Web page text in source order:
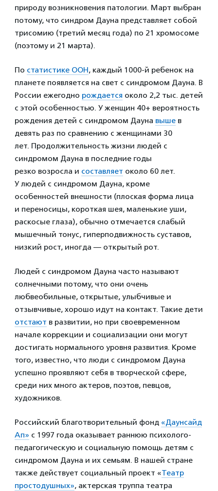
природу возникновения патологии. Март выбран
потому, что синдром Дауна представляет собой
трисомию (третий месяц года) по 21 хромосоме
(поэтому и 21 марта).
По статистике ООН, каждый 1000-й ребенок на
планете появляется на свет с синдромом Дауна. В
России ежегодно рождается около 2,2 тыс. детей
с этой особенностью. У женщин 40+ вероятность
рождения детей с синдромом Дауна выше в
девять раз по сравнению с женщинами 30
лет. Продолжительность жизни людей с
синдромом Дауна в последние годы
резко возросла и составляет около 60 лет.
У людей с синдромом Дауна, кроме
особенностей внешности (плоская форма лица
и переносицы, короткая шея, маленькие уши,
раскосые глаза), обычно отмечается слабый
мышечный тонус, гиперподвижность суставов,
низкий рост, иногда — открытый рот.
Людей с синдромом Дауна часто называют
солнечными потому, что они очень
любвеобильные, открытые, улыбчивые и
отзывчивые, хорошо идут на контакт. Такие дети
отстают в развитии, но при своевременном
начале коррекции и социализации они могут
достигать нормального уровня развития. Кроме
того, известно, что люди с синдромом Дауна
успешно проявляют себя в творческой сфере,
среди них много актеров, поэтов, певцов,
художников.
Российский благотворительный фонд «Даунсайд
Ап» с 1997 года оказывает раннюю психолого-
педагогическую и социальную помощь детям с
синдромом Дауна и их семьям. В нашей стране
также действует социальный проект «Театр
простодушных», актерская труппа театра